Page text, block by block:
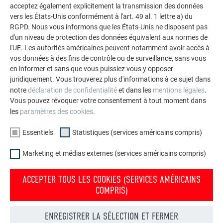
durables de PREFA pour toitures, systèmes solaires et
façades.
VOIR DAVANTAGE DE RÉFÉRENCES
acceptez également explicitement la transmission des données
vers les États-Unis conformément à l'art. 49 al. 1 lettre a) du
RGPD. Nous vous informons que les États-Unis ne disposent pas
d'un niveau de protection des données équivalent aux normes de
l'UE. Les autorités américaines peuvent notamment avoir accès à
vos données à des fins de contrôle ou de surveillance, sans vous
en informer et sans que vous puissiez vous y opposer
juridiquement. Vous trouverez plus d'informations à ce sujet dans
notredéclaration de confidentialitéet dans les mentions légales.
Vous pouvez révoquer votre consentement à tout moment dans
les paramètres des cookies.
Essentiels Statistiques (services américains compris)
Marketing et médias externes (services américains compris)
ACCEPTER TOUS LES COOKIES (SERVICES AMÉRICAINS
COMPRIS)
ENREGISTRER LA SÉLECTION ET FERMER